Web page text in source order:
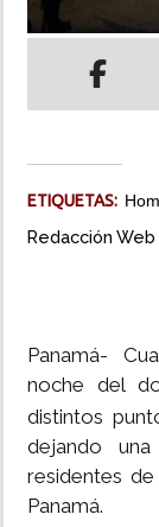
ETIQUETAS:
Redacción Web
Panamá-
noche del
distintos
dejando
residentes
Panamá.